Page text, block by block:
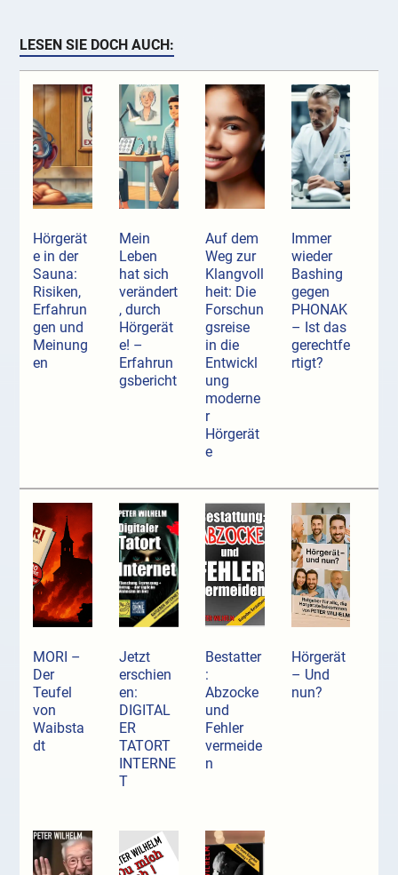
LESEN SIE DOCH AUCH:
Hörgerät
e in der
Sauna:
Risiken,
Erfahrun
gen und
Meinung
en
Mein
Leben
hat sich
verändert
, durch
Hörgerät
e! –
Erfahrun
gsbericht
Auf dem
Weg zur
Klangvoll
heit: Die
Forschun
gsreise
in die
Entwickl
ung
moderne
r
Hörgerät
e
Immer
wieder
Bashing
gegen
PHONAK
– Ist das
gerechtfe
rtigt?
MORI –
Der
Teufel
von
Waibsta
dt
Jetzt
erschien
en:
DIGITAL
ER
TATORT
INTERNE
T
Bestatter
:
Abzocke
und
Fehler
vermeide
n
Hörgerät
– Und
nun?